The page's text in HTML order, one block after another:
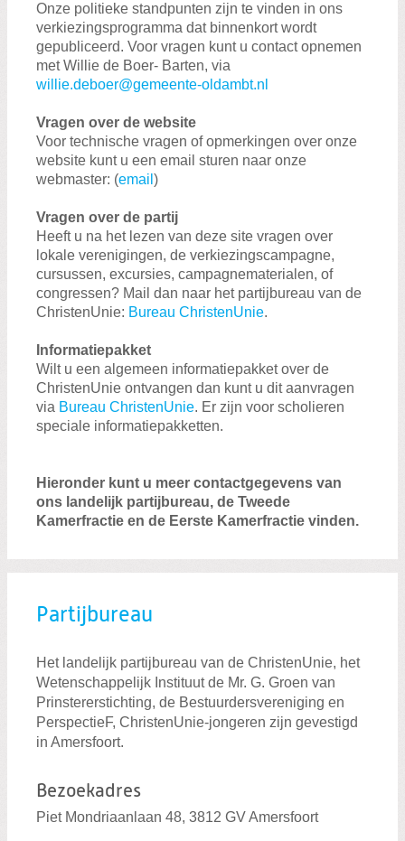
Onze politieke standpunten zijn te vinden in ons
verkiezingsprogramma dat binnenkort wordt
gepubliceerd. Voor vragen kunt u contact opnemen
met Willie de Boer- Barten, via
willie.deboer@gemeente-oldambt.nl
Vragen over de website
Voor technische vragen of opmerkingen over onze
website kunt u een email sturen naar onze
webmaster: (email )
Vragen over de partij
Heeft u na het lezen van deze site vragen over
lokale verenigingen, de verkiezingscampagne,
cursussen, excursies, campagnematerialen, of
congressen? Mail dan naar het partijbureau van de
ChristenUnie: Bureau ChristenUnie.
nformatiepakket
Wilt u een algemeen informatiepakket over de
ChristenUnie ontvangen dan kunt u dit aanvragen
via Bureau ChristenUnie. Er zijn voor scholieren
speciale informatiepakketten.
Hieronder kunt u meer contactgegevens van
ons landelijk partijbureau, de Tweede
Kamerfractie en de Eerste Kamerfractie vinden.
Partijbureau
Het landelijk partijbureau van de ChristenUnie, het
Wetenschappelijk Instituut de Mr. G. Groen van
Prinstererstichting, de Bestuurdersvereniging en
PerspectieF, ChristenUnie-jongeren zijn gevestigd
in Amersfoort.
Bezoekadres
Piet Mondriaanlaan 48, 3812 GV Amersfoort